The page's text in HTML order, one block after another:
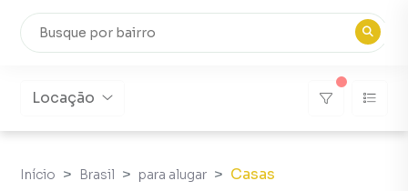
Locação
Início Brasil para alugar Casas